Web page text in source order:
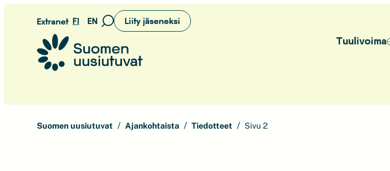
sisältöön
Extranet FI EN
Siirry
Liity jäseneksi
Suomen uusiutuvat ry
Tuulivoima
Suomen uusiutuvat Ajankohtaista Tiedotteet Sivu 2